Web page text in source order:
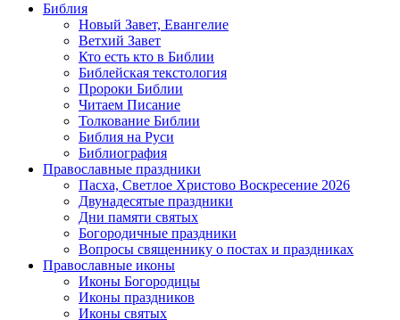
Библия
Новый Завет, Евангелие
Ветхий Завет
Кто есть кто в Библии
Библейская текстология
Пророки Библии
Читаем Писание
Толкование Библии
Библия на Руси
Библиография
Православные праздники
Пасха, Светлое Христово Воскресение 2026
Двунадесятые праздники
Дни памяти святых
Богородичные праздники
Вопросы священнику о постах и праздниках
Православные иконы
Иконы Богородицы
Иконы праздников
Иконы святых